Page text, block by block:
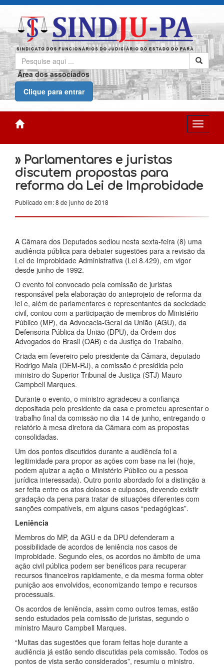
Área dos associados
Clique para entrar
» Parlamentares e juristas
discutem propostas para
reforma da Lei de Improbidade
Publicado em: 8 de junho de 2018
A Câmara dos Deputados sediou nesta sexta-feira (8) uma
audiência pública para debater sugestões para a revisão da
Lei de Improbidade Administrativa (Lei 8.429), em vigor
desde junho de 1992.
O evento foi convocado pela comissão de juristas
responsável pela elaboração do anteprojeto de reforma da
lei e, além de parlamentares e representantes da sociedade
civil, contou com a participação de membros do Ministério
Público (MP), da Advocacia-Geral da União (AGU), da
Defensoria Pública da União (DPU), da Ordem dos
Advogados do Brasil (OAB) e da Justiça do Trabalho.
Criada em fevereiro pelo presidente da Câmara, deputado
Rodrigo Maia (DEM-RJ), a comissão é presidida pelo
ministro do Superior Tribunal de Justiça (STJ) Mauro
Campbell Marques.
Durante o evento, o ministro agradeceu a confiança
depositada pelo presidente da casa e prometeu apresentar o
trabalho final da comissão no dia 14 de junho, entregando o
relatório à mesa diretora da Câmara com as propostas
consolidadas.
Um dos pontos discutidos durante a audiência foi a
legitimidade para propor as ações com base na lei (hoje,
podem ajuizar a ação o Ministério Público ou a pessoa
jurídica interessada). Outro ponto abordado foi a distinção a
ser feita entre os atos dolosos e culposos, devendo existir
gradação da pena para tratar de situações diferentes com
sanções compatíveis, em alguns casos “pedagógicas”.
Leniência
Membros do MP, da AGU e da DPU defenderam a
possibilidade de acordos de leniência nos casos de
improbidade. Segundo eles, os acordos no âmbito de uma
ação civil pública podem ser benéficos para recuperar
recursos financeiros rapidamente, e da mesma forma obter
punição aos envolvidos, economizando tempo e recursos
processuais.
Os acordos de leniência, assim como outros temas, estão
sendo estudados pela comissão de juristas, segundo o
ministro Mauro Campbell Marques.
“Muitas das sugestões que foram feitas hoje durante a
audiência já estão sendo discutidas pela comissão. Todos os
pontos de vista serão considerados”, resumiu o ministro.